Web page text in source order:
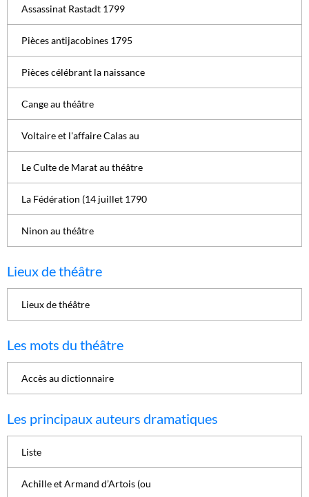
Assassinat Rastadt 1799
Pièces antijacobines 1795
Pièces célébrant la naissance
Cange au théâtre
Voltaire et l'affaire Calas au
Le Culte de Marat au théâtre
La Fédération (14 juillet 1790
Ninon au théâtre
Lieux de théâtre
Lieux de théâtre
Les mots du théâtre
Accès au dictionnaire
Les principaux auteurs dramatiques
Liste
Achille et Armand d’Artois (ou